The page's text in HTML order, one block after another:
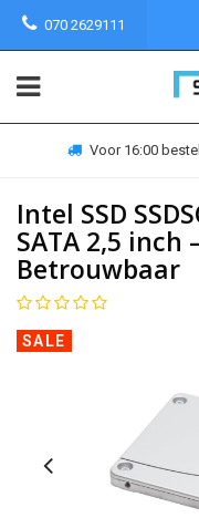
070 2629111
Voor 16:00
Intel SSD
SATA 2,5 inch
Betrouwbaar
SALE